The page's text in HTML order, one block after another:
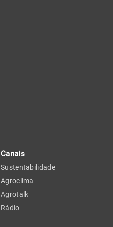
Canais
Sustentabilidade
Agroclima
Agrotalk
Rádio